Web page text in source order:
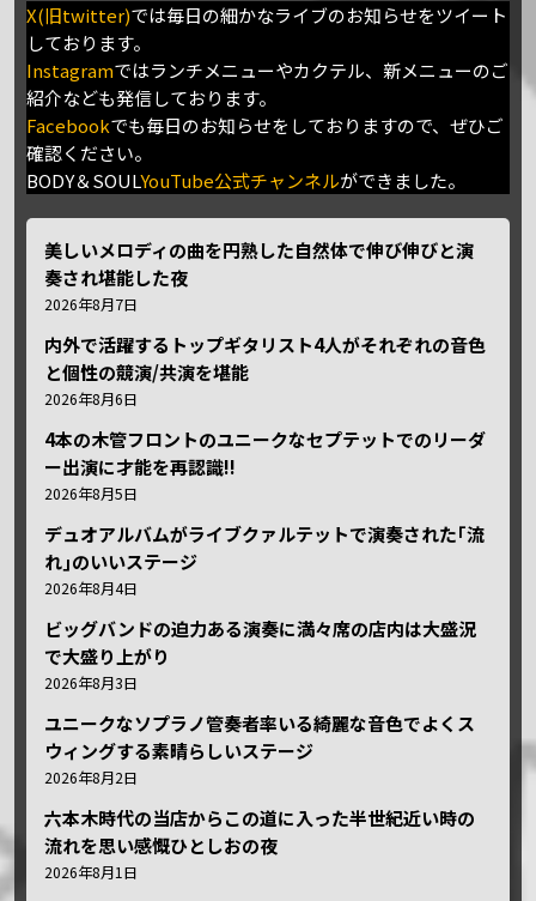
X(旧twitter)では毎日の細かなライブのお知らせをツイート
しております。
Instagramではランチメニューやカクテル、新メニューのご
紹介なども発信しております。
Facebookでも毎日のお知らせをしておりますので、ぜひご
確認ください。
BODY＆SOULYouTube公式チャンネルができました。
美しいメロディの曲を円熟した自然体で伸び伸びと演
奏され堪能した夜
2026年8月7日
内外で活躍するトップギタリスト4人がそれぞれの音色
と個性の競演/共演を堪能
2026年8月6日
4本の木管フロントのユニークなセプテットでのリーダ
ー出演に才能を再認識!!
2026年8月5日
デュオアルバムがライブクァルテットで演奏された｢流
れ｣のいいステージ
2026年8月4日
ビッグバンドの迫力ある演奏に満々席の店内は大盛況
で大盛り上がり
2026年8月3日
ユニークなソプラノ管奏者率いる綺麗な音色でよくス
ウィングする素晴らしいステージ
2026年8月2日
六本木時代の当店からこの道に入った半世紀近い時の
流れを思い感慨ひとしおの夜
2026年8月1日